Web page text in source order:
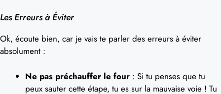
Les Erreurs à Éviter
Ok, écoute bien, car je vais te parler des erreurs à éviter
absolument :
Ne pas préchauffer le four : Si tu penses que tu
peux sauter cette étape, tu es sur la mauvaise voie ! Tu